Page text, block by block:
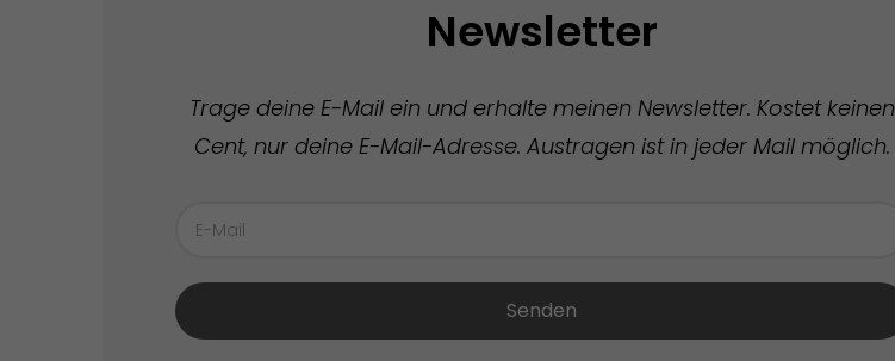
Newsletter
Trage deine E-Mail ein und erhalte meinen Newsletter. Kostet keinen
Cent, nur deine E-Mail-Adresse. Austragen ist in jeder Mail möglich.
Senden